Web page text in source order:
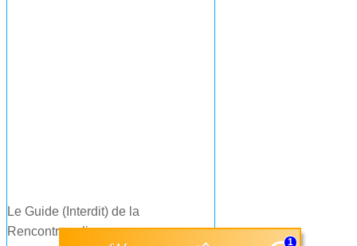
Le Guide (Interdit) de la
Rencontre : cliquez sur